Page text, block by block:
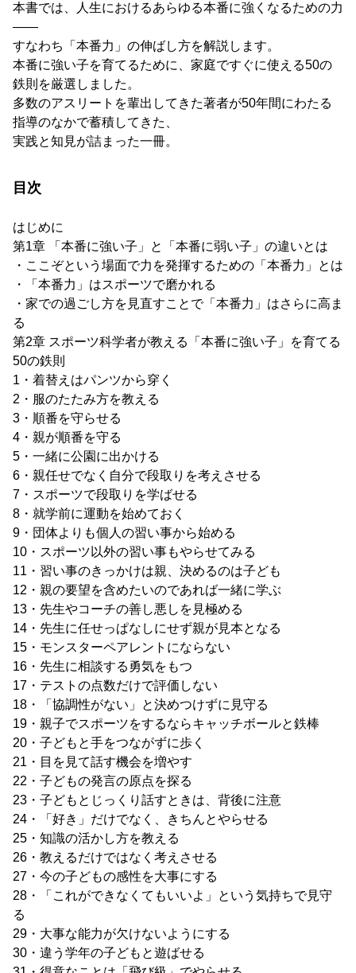
本書では、人生におけるあらゆる本番に強くなるための力
――
すなわち「本番力」の伸ばし方を解説します。
本番に強い子を育てるために、家庭ですぐに使える50の
鉄則を厳選しました。
多数のアスリートを輩出してきた著者が50年間にわたる
指導のなかで蓄積してきた、
実践と知見が詰まった一冊。
目次
はじめに
第1章 「本番に強い子」と「本番に弱い子」の違いとは
・ここぞという場面で力を発揮するための「本番力」とは
・「本番力」はスポーツで磨かれる
・家での過ごし方を見直すことで「本番力」はさらに高ま
る
第2章 スポーツ科学者が教える「本番に強い子」を育てる
50の鉄則
1・着替えはパンツから穿く
2・服のたたみ方を教える
3・順番を守らせる
4・親が順番を守る
5・一緒に公園に出かける
6・親任せでなく自分で段取りを考えさせる
7・スポーツで段取りを学ばせる
8・就学前に運動を始めておく
9・団体よりも個人の習い事から始める
10・スポーツ以外の習い事もやらせてみる
11・習い事のきっかけは親、決めるのは子ども
12・親の要望を含めたいのであれば一緒に学ぶ
13・先生やコーチの善し悪しを見極める
14・先生に任せっぱなしにせず親が見本となる
15・モンスターペアレントにならない
16・先生に相談する勇気をもつ
17・テストの点数だけで評価しない
18・「協調性がない」と決めつけずに見守る
19・親子でスポーツをするならキャッチボールと鉄棒
20・子どもと手をつながずに歩く
21・目を見て話す機会を増やす
22・子どもの発言の原点を探る
23・子どもとじっくり話すときは、背後に注意
24・「好き」だけでなく、きちんとやらせる
25・知識の活かし方を教える
26・教えるだけではなく考えさせる
27・今の子どもの感性を大事にする
28・「これができなくてもいいよ」という気持ちで見守
る
29・大事な能力が欠けないようにする
30・違う学年の子どもと遊ばせる